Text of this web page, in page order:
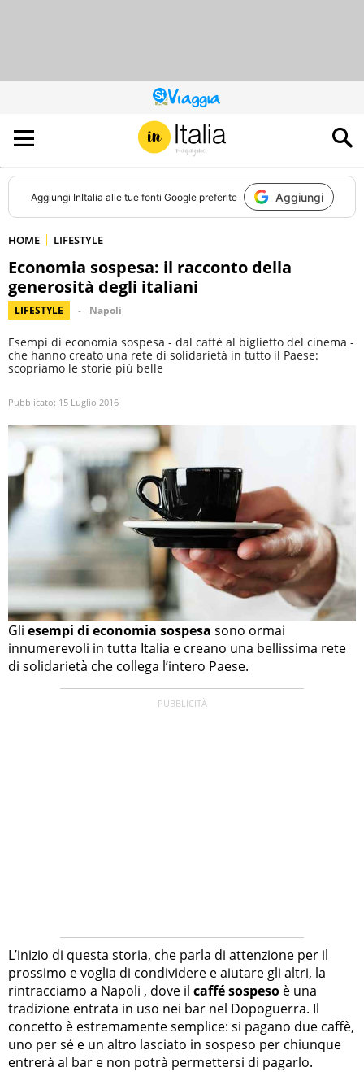
QUESTO
SITO
CONTRIBUISCE
ALL’AUDIENCE
DI
Aggiungi InItalia alle tue fonti Google preferite Aggiungi
HOME LIFESTYLE
Economia sospesa: il racconto della
generosità degli italiani
LIFESTYLE Napoli
Esempi di economia sospesa - dal caffè al biglietto del cinema -
che hanno creato una rete di solidarietà in tutto il Paese:
scopriamo le storie più belle
Pubblicato: 15 Luglio 2016
Gli esempi di economia sospesa sono ormai
innumerevoli in tutta Italia e creano una bellissima rete
di solidarietà che collega l’intero Paese.
L’inizio di questa storia, che parla di attenzione per il
prossimo e voglia di condividere e aiutare gli altri, la
rintracciamo a Napoli , dove il caffé sospeso è una
tradizione entrata in uso nei bar nel Dopoguerra. Il
concetto è estremamente semplice: si pagano due caffè,
uno per sé e un altro lasciato in sospeso per chiunque
entrerà al bar e non potrà permettersi di pagarlo.